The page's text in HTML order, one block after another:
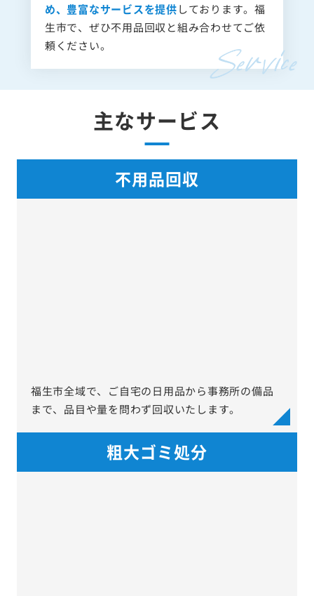
め、豊富なサービスを提供しております。福
生市で、ぜひ不用品回収と組み合わせてご依
頼ください。
主なサービス
不用品回収
福生市全域で、ご自宅の日用品から事務所の備品
まで、品目や量を問わず回収いたします。
粗大ゴミ処分